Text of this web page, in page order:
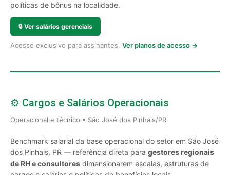
políticas de bônus na localidade.
🔒 Ver salários gerenciais
Acesso exclusivo para assinantes. Ver planos de acesso →
⚙️ Cargos e Salários Operacionais
Operacional e técnico • São José dos Pinhais/PR
Benchmark salarial da base operacional do setor em São José
dos Pinhais, PR — referência direta para gestores regionais
de RH e consultores dimensionarem escalas, estruturas de